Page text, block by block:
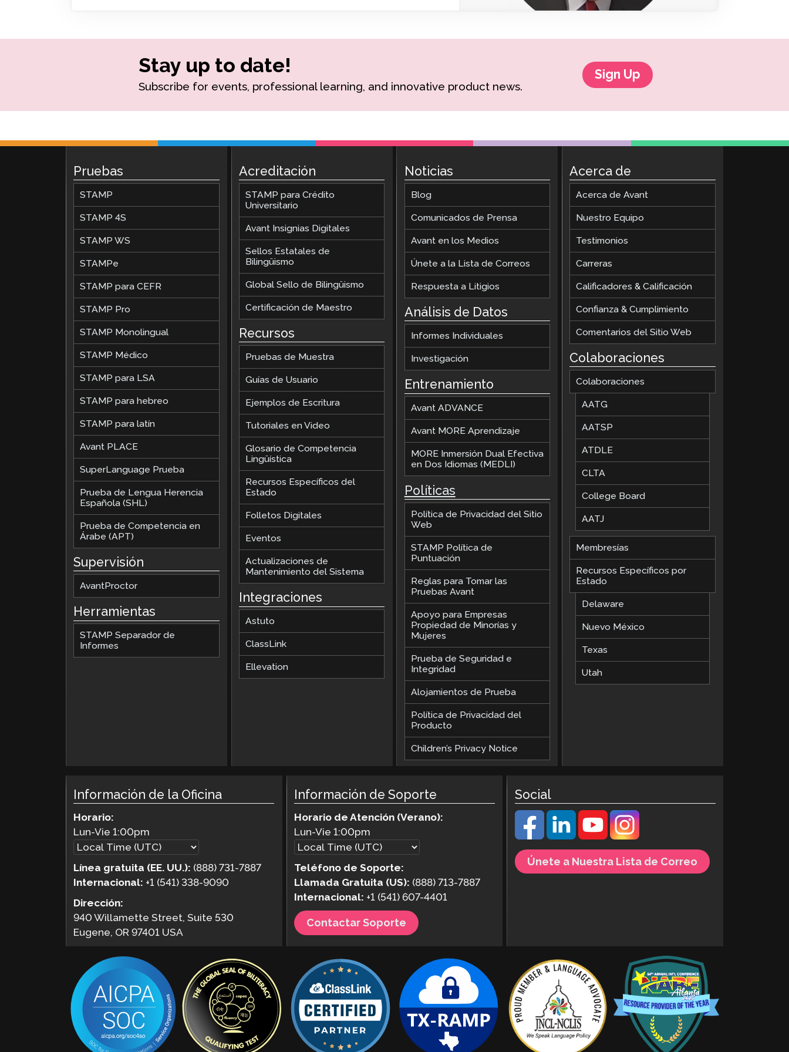
ClassLink Onboarding
STAMP Gestión de Grupos
Blog
Stay up to date!
Subscribe for events, professional learning, and innovative product news.
Sign Up
Pruebas
STAMP
STAMP 4S
STAMP WS
STAMPe
STAMP para CEFR
STAMP Pro
STAMP Monolingual
STAMP Médico
STAMP para LSA
STAMP para hebreo
STAMP para latín
Avant PLACE
SuperLanguage Prueba
Prueba de Lengua Herencia
Española (SHL)
Prueba de Competencia en
Árabe (APT)
Supervisión
AvantProctor
Herramientas
STAMP Separador de
Informes
Acreditación
STAMP para Crédito
Universitario
Avant Insignias Digitales
Sellos Estatales de
Bilingüismo
Global Sello de Bilingüismo
Certificación de Maestro
Recursos
Pruebas de Muestra
Guías de Usuario
Ejemplos de Escritura
Tutoriales en Video
Glosario de Competencia
Lingüística
Recursos Específicos del
Estado
Folletos Digitales
Eventos
Actualizaciones de
Mantenimiento del Sistema
Integraciones
Astuto
ClassLink
Ellevation
Noticias
Blog
Comunicados de Prensa
Avant en los Medios
Únete a la Lista de Correos
Respuesta a Litigios
Análisis de Datos
Informes Individuales
Investigación
Entrenamiento
Avant ADVANCE
Avant MORE Aprendizaje
MORE Inmersión Dual Efectiva
en Dos Idiomas (MEDLI)
Políticas
Política de Privacidad del Sitio
Web
STAMP Política de
Puntuación
Reglas para Tomar las
Pruebas Avant
Apoyo para Empresas
Propiedad de Minorías y
Mujeres
Prueba de Seguridad e
Integridad
Alojamientos de Prueba
Política de Privacidad del
Producto
Children’s Privacy Notice
Acerca de
Acerca de Avant
Nuestro Equipo
Testimonios
Carreras
Calificadores & Calificación
Confianza & Cumplimiento
Comentarios del Sitio Web
Colaboraciones
Colaboraciones
AATG
AATSP
ATDLE
CLTA
College Board
AATJ
Membresías
Recursos Específicos por
Estado
Delaware
Nuevo México
Texas
Utah
Información de la Oficina
Horario:
Lun-Vie1:00pm
Línea gratuita (EE. UU.): (888) 731-7887
Internacional: +1 (541) 338-9090
Dirección:
940 Willamette Street, Suite 530
Eugene, OR 97401 USA
Información de Soporte
Horario de Atención (Verano):
Lun-Vie 1:00pm
Teléfono de Soporte:
Llamada Gratuita (US): (888) 713-7887
Internacional: +1 (541) 607-4401
Contactar Soporte
Social
Únete a Nuestra Lista de Correo